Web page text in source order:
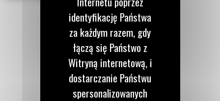
identyfikację Państwa
za każdym razem, gdy
łączą się Państwo z
Witryną internetową, i
dostarczanie Państwu
spersonalizowanych